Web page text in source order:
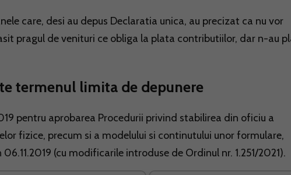
care, desi au depus Declaratia unica, au precizat ca nu vor
pragul de venituri ce obliga la plata contributiilor, dar n-au
termenul limita de depunere
pentru aprobarea Procedurii privind stabilirea din oficiu a
fizice, precum si a modelului si continutului unor formulare,
(cu modificarile introduse de Ordinul nr. 1.251/2021).